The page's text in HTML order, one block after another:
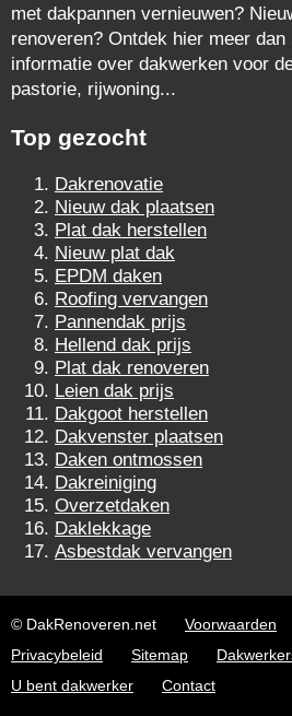
met dakpannen vernieuwen?
renoveren? Ontdek hier meer
informatie over dakwerken voor
pastorie, rijwoning...
Top gezocht
Dakrenovatie
Nieuw dak plaatsen
Plat dak herstellen
Nieuw plat dak
EPDM daken
Roofing vervangen
Pannendak prijs
Hellend dak prijs
Plat dak renoveren
Leien dak prijs
Dakgoot herstellen
Dakvenster plaatsen
Daken ontmossen
Dakreiniging
Overzetdaken
Daklekkage
Asbestdak vervangen
© DakRenoveren.net Voorwaarden
Privacybeleid
Sitemap
U bent dakwerker
Contact